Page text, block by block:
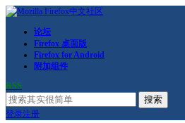
论坛
Firefox 桌面版
Firefox for Android
附加组件
RSS
搜索
登录注册